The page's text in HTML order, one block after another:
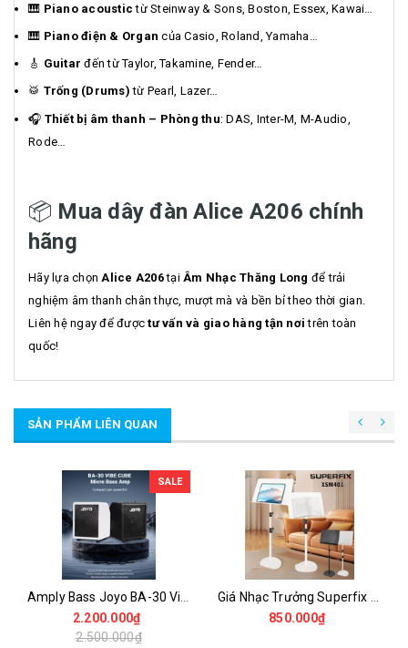
🎹 Piano acoustic từ Steinway & Sons, Boston, Essex, Kawai…
🎹 Piano điện & Organ của Casio, Roland, Yamaha…
🎸 Guitar đến từ Taylor, Takamine, Fender…
🥁 Trống (Drums) từ Pearl, Lazer…
🎧 Thiết bị âm thanh – Phòng thu: DAS, Inter-M, M-Audio,
Rode…
📦 Mua dây đàn Alice A206 chính
hãng
Hãy lựa chọn Alice A206tại Âm Nhạc Thăng Long để trải
nghiệm âm thanh chân thực, mượt mà và bền bỉ theo thời gian.
Liên hệ ngay để đượctư vấn và giao hàng tận nơi trên toàn
quốc!
SẢN PHẨM LIÊN QUAN
SALE
2.200.000₫
2.500.000₫
850.000₫